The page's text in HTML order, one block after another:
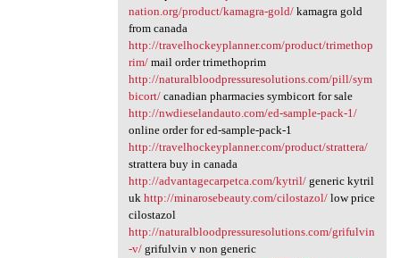
nation.org/product/kamagra-gold/kamagra gold
from canada
http://travelhockeyplanner.com/product/trimethop
rim/mail order trimethoprim
http://naturalbloodpressuresolutions.com/pill/sym
bicort/canadian pharmacies symbicort for sale
http://nwdieselandauto.com/ed-sample-pack-1/
online order for ed-sample-pack-1
http://travelhockeyplanner.com/product/strattera/
strattera buy in canada
http://advantagecarpetca.com/kytril/generic kytril
uk http://minarosebeauty.com/cilostazol/low price
cilostazol
http://naturalbloodpressuresolutions.com/grifulvin
-v/grifulvin v non generic